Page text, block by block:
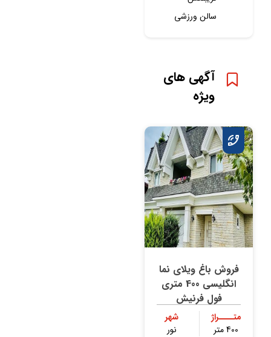
سالن ورزشی
آگهی های
ویژه
فروش باغ ویلای نما
انگلیسی 400 متری
فول فرنیش
متــــراژ
400 متر
شهر
نور